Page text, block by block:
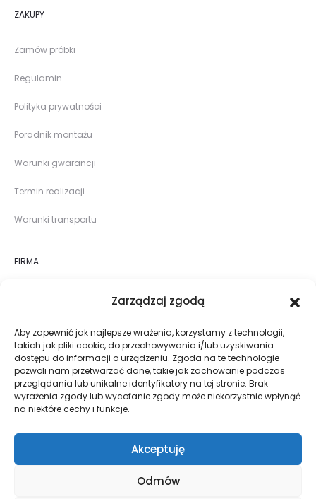
Zarządzaj zgodą
Aby zapewnić jak najlepsze wrażenia, korzystamy z technologii,
takich jak pliki cookie, do przechowywania i/lub uzyskiwania
dostępu do informacji o urządzeniu. Zgoda na te technologie
pozwoli nam przetwarzać dane, takie jak zachowanie podczas
przeglądania lub unikalne identyfikatory na tej stronie. Brak
wyrażenia zgody lub wycofanie zgody może niekorzystnie wpłynąć
na niektóre cechy i funkcje.
Akceptuję
Odmów
ZAKUPY
Zamów próbki
Regulamin
Polityka prywatności
Poradnik montażu
Warunki gwarancji
Termin realizacji
Warunki transportu
FIRMA
Realizacje
Blog
Kontakt